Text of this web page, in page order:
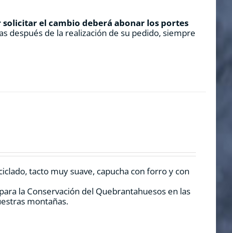
el cambio deberá abonar los portes
después de la realización de su pedido, siempre
tacto muy suave, capucha con forro y con
la Conservación del Quebrantahuesos en las
montañas.